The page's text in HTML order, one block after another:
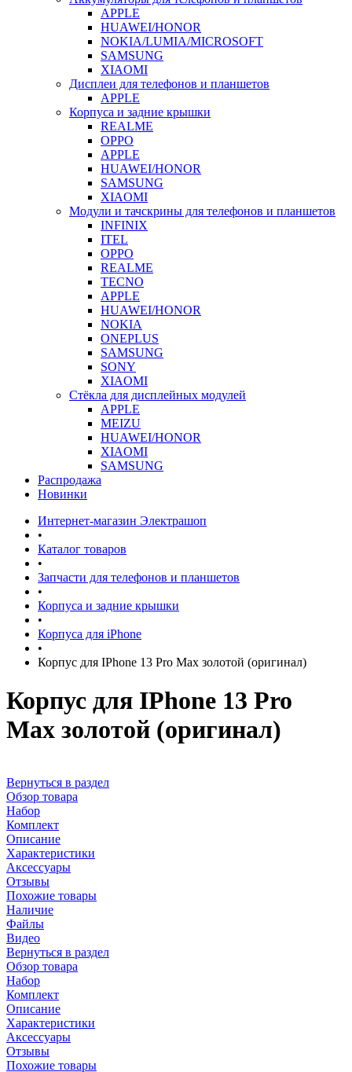
APPLE
HUAWEI/HONOR
NOKIA/LUMIA/MICROSOFT
SAMSUNG
XIAOMI
Дисплеи для телефонов и планшетов
APPLE
Корпуса и задние крышки
REALME
OPPO
APPLE
HUAWEI/HONOR
SAMSUNG
XIAOMI
Модули и тачскрины для телефонов и планшетов
INFINIX
ITEL
OPPO
REALME
TECNO
APPLE
HUAWEI/HONOR
NOKIA
ONEPLUS
SAMSUNG
SONY
XIAOMI
Стёкла для дисплейных модулей
APPLE
MEIZU
HUAWEI/HONOR
XIAOMI
SAMSUNG
Распродажа
Новинки
Интернет-магазин Электрашоп
•
Каталог товаров
•
Запчасти для телефонов и планшетов
•
Корпуса и задние крышки
•
Корпуса для iPhone
•
Корпус для IPhone 13 Pro Max золотой (оригинал)
Корпус для IPhone 13 Pro
Max золотой (оригинал)
Вернуться в раздел
Обзор товара
Набор
Комплект
Описание
Характеристики
Аксессуары
Отзывы
Похожие товары
Наличие
Файлы
Видео
Вернуться в раздел
Обзор товара
Набор
Комплект
Описание
Характеристики
Аксессуары
Отзывы
Похожие товары